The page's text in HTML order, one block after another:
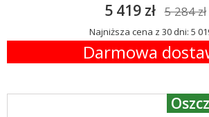
5 419 zł 5 284 zł
Najniższa cena z 30 dni: 5
Darmowa